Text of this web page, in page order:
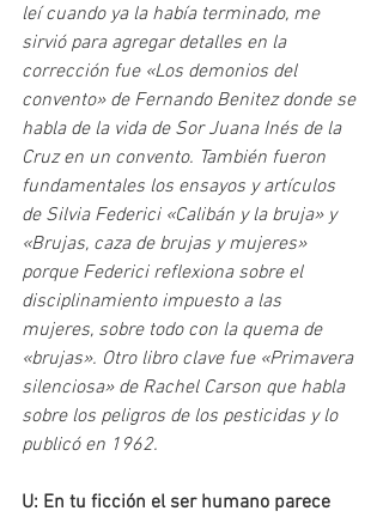
leí cuando ya la había terminado, me
sirvió para agregar detalles en la
corrección fue «Los demonios del
convento» de Fernando Benitez donde se
habla de la vida de Sor Juana Inés de la
Cruz en un convento. También fueron
fundamentales los ensayos y artículos
de Silvia Federici «Calibán y la bruja» y
«Brujas, caza de brujas y mujeres»
porque Federici reflexiona sobre el
disciplinamiento impuesto a las
mujeres, sobre todo con la quema de
«brujas». Otro libro clave fue «Primavera
silenciosa» de Rachel Carson que habla
sobre los peligros de los pesticidas y lo
publicó en 1962.
U: En tu ficción el ser humano parece